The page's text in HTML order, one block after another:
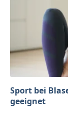
Sport bei
geeignet